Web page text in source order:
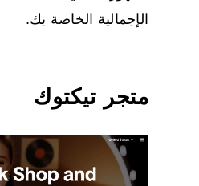
الإجمالية الخاصة بك.
متجر تيكتوك